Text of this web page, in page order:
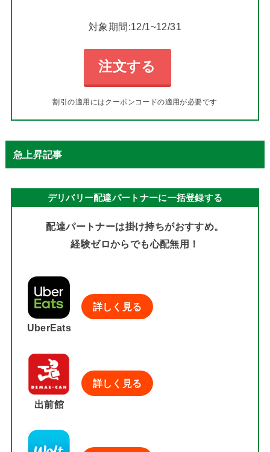
対象期間:12/1~12/31
注文する
割引の適用にはクーポンコードの適用が必要です
急上昇記事
デリバリー配達パートナーに一括登録する
配達パートナーは掛け持ちがおすすめ。
経験ゼロからでも心配無用！
UberEats
詳しく見る
出前館
詳しく見る